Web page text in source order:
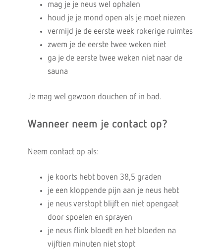
mag je je neus wel ophalen
houd je je mond open als je moet niezen
vermijd je de eerste week rokerige ruimtes
zwem je de eerste twee weken niet
ga je de eerste twee weken niet naar de
sauna
Je mag wel gewoon douchen of in bad.
Wanneer neem je contact op?
Neem contact op als:
je koorts hebt boven 38,5 graden
je een kloppende pijn aan je neus hebt
je neus verstopt blijft en niet opengaat
door spoelen en sprayen
je neus flink bloedt en het bloeden na
vijftien minuten niet stopt